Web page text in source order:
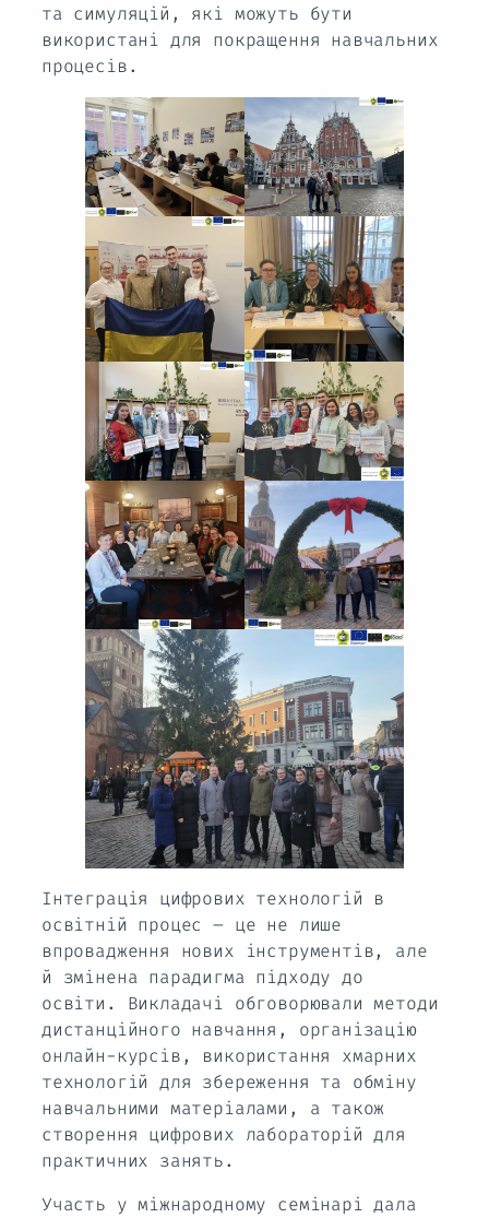
та симуляцій, які можуть бути
використані для покращення навчальних
процесів.
Інтеграція цифрових технологій в
освітній процес – це не лише
впровадження нових інструментів, але
й змінена парадигма підходу до
освіти. Викладачі обговорювали методи
дистанційного навчання, організацію
онлайн-курсів, використання хмарних
технологій для збереження та обміну
навчальними матеріалами, а також
створення цифрових лабораторій для
практичних занять.
Участь у міжнародному семінарі дала